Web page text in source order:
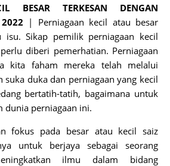
BESAR TERKESAN DENGAN
| Perniagaan kecil atau besar
isu. Sikap pemilik perniagaan kecil
diberi pemerhatian. Perniagaan
kita faham mereka telah melalui
suka duka dan perniagaan yang kecil
bertatih-tatih, bagaimana untuk
dunia perniagaan ini.
fokus pada besar atau kecil saiz
untuk berjaya sebagai seorang
ilmu dalam bidang